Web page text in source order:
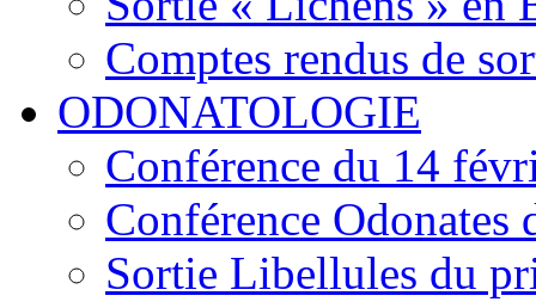
Comptes rendus de
ODONATOLOGIE
Conférence du 14
Conférence
Sortie Libellules du